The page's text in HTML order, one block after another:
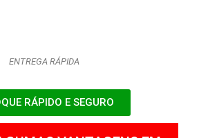
ENTREGA RÁPIDA
RÁPIDO E SEGURO